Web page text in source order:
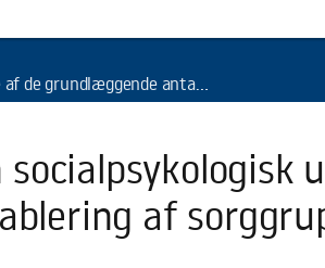
af sorggrupper for børn i danske skoler
af